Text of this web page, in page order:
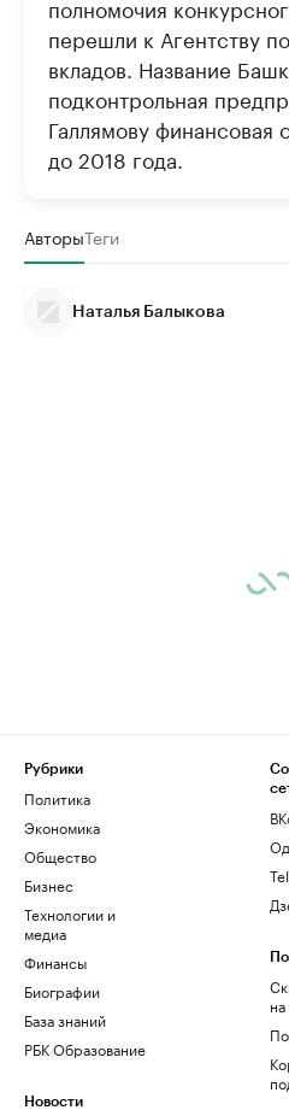
полномочия
перешли к Агентству
вкладов. Название
подконтрольная
Галлямову финансовая
до 2018 года.
АвторыТеги
Наталья Балыкова
Рубрики
Политика
Экономика
Общество
Бизнес
Технологии и
медиа
Финансы
Биографии
База знаний
РБК Образование
Новости